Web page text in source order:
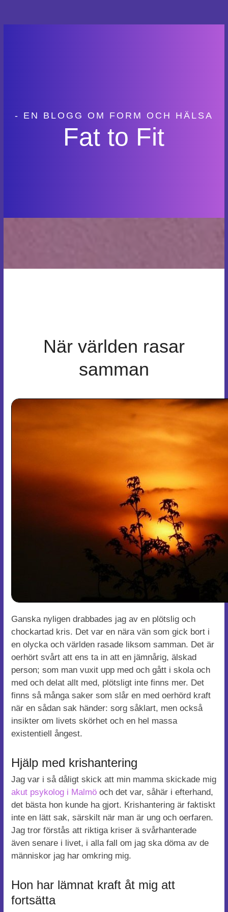
- EN BLOGG OM FORM OCH HÄLSA
Fat to Fit
När världen rasar
samman
Ganska nyligen drabbades jag av en plötslig och
chockartad kris. Det var en nära vän som gick bort i
en olycka och världen rasade liksom samman. Det är
oerhört svårt att ens ta in att en jämnårig, älskad
person; som man vuxit upp med och gått i skola och
med och delat allt med, plötsligt inte finns mer. Det
finns så många saker som slår en med oerhörd kraft
när en sådan sak händer: sorg såklart, men också
insikter om livets skörhet och en hel massa
existentiell ångest.
Hjälp med krishantering
Jag var i så dåligt skick att min mamma skickade mig
akut psykolog i Malmöoch det var, såhär i efterhand,
det bästa hon kunde ha gjort. Krishantering är faktiskt
inte en lätt sak, särskilt när man är ung och oerfaren.
Jag tror förstås att riktiga kriser ä svårhanterade
även senare i livet, i alla fall om jag ska döma av de
människor jag har omkring mig.
Hon har lämnat kraft åt mig att
fortsätta